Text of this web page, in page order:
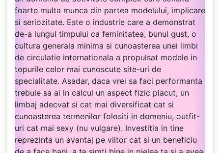
foarte multa munca din partea modelului, implicare
si seriozitate. Este o industrie care a demonstrat
de-a lungul timpului ca feminitatea, bunul gust, o
cultura generala minima si cunoasterea unei limbi
de circulatie internationala a propulsat modele in
topurile celor mai cunoscute site-uri de
specialitate. Asadar, daca vrei sa faci performanta
trebuie sa ai in calcul un aspect fizic placut, un
limbaj adecvat si cat mai diversificat cat si
cunoasterea termenilor folositi in domeniu, outfit-
uri cat mai sexy (nu vulgare). Investitia in tine
reprezinta un avantaj pe viitor cat si un beneficiu